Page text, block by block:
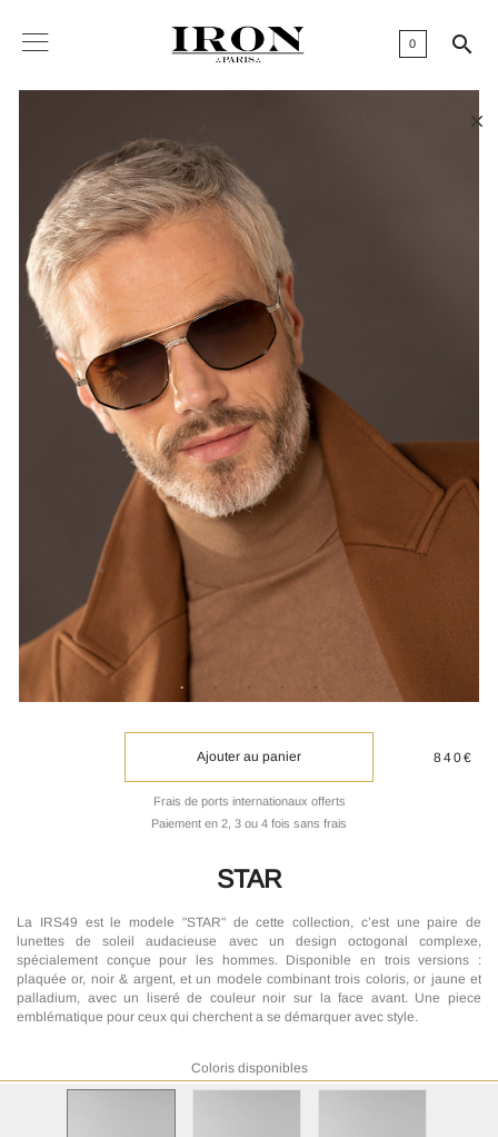
0 

Ajouter au panier
Frais de ports internationaux offerts
Paiement en 2, 3 ou 4 fois sans frais
840€
STAR
La IRS49 est le modele "STAR" de cette collection, c’est une paire de
lunettes de soleil audacieuse avec un design octogonal complexe,
spécialement conçue pour les hommes. Disponible en trois versions :
plaquée or, noir & argent, et un modele combinant trois coloris, or jaune et
palladium, avec un liseré de couleur noir sur la face avant. Une piece
emblématique pour ceux qui cherchent a se démarquer avec style.
Coloris disponibles